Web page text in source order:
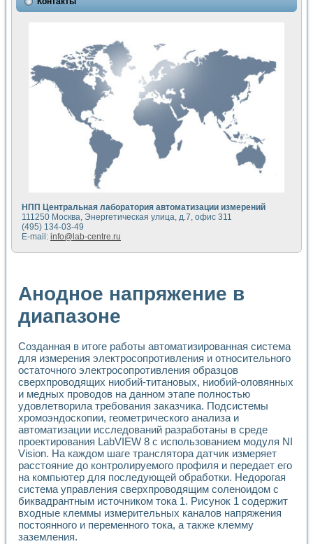
Автоматизация формирования уравнений состояния для
Разработка автоматизированного стенда для измерения
Применение среды LabVIEW для построения картины
Портативная система для определения показателей
Использование LabVIEW для управления источником
Устройство для снятия вольт-амперных характеристик
Передовые научные технологии: нано-, фемто-,
Автоматизированная установка по измерению временных
Автоматизированный лабораторный комплекс на базе
Визуализация моделирования и оптимизации тепловой
Виртуальный прибор для исследования функциональных
Исследование возможности создания экономичного
Исследование кинетики движения макрочастиц в
Метод прогнозирования свойств дисперсных продуктов
Недорогая система управления сверхпроводящим
Применение технологий NI в курсе экспериментальной
Расчет переноса аэрозоля и выпадения осадка в
Применение NI VISION для геометрического анализа в
Система температурной стабилизации
Управление движением с помощью программно -
Система управления асинхронным тиристорным
Лазерный профилометр
Применение средств NATIONAL INSTRUMENTS для
Разработка автоматизированного стенда для
Автоматизированный стенд рентгеновской диагностики
Высокочувствительные оптоэлектронные
Установка для измерения диэлектрических свойств
Исследование кинетики зарождения и развития
Лабораторный электрический импедансный томограф на
Микрозондовая система для характеризации
Метод траекторий в исследовании
Промышленная автоматизация
Автоматизация технологических процессов получения
Использование систем технического зрения для контроля
Исследование электромагнитных переходных процессов
НПП Центральная лаборатория автоматизации измерений
111250 Москва, Энергетическая улица, д.7, офис 311
(495) 134-03-49
E-mail: info@lab-centre.ru
Анодное напряжение в
диапазоне
Созданная в итоге работы автоматизированная система
для измерения электросопротивления и относительного
остаточного электросопротивления образцов
сверхпроводящих ниобий-титановых, ниобий-оловянных
и медных проводов на данном этапе полностью
удовлетворила требования заказчика. Подсистемы
хромоэндоскопии, геометрического анализа и
автоматизации исследований разработаны в среде
проектирования LabVIEW 8 с использованием модуля NI
Vision. На каждом шаге транслятора датчик измеряет
расстояние до контролируемого профиля и передает его
на компьютер для последующей обработки. Недорогая
система управления сверхпроводящим соленоидом с
биквадрантным источником тока 1. Рисунок 1 содержит
входные клеммы измерительных каналов напряжения
постоянного и переменного тока, а также клемму
заземления.